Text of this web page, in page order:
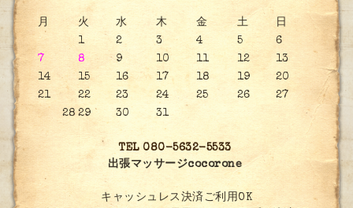
月 火 水 木 金 土
日
1
2 3 4 5
6
7
8 9 10 11 12
13
14
15 16 17 18 19
20
21
22 23 24 25 26
27
28 29 30 31
TEL 080-5632-5533
出張マッサージcocorone
キャッシュレス決済ご利用OK